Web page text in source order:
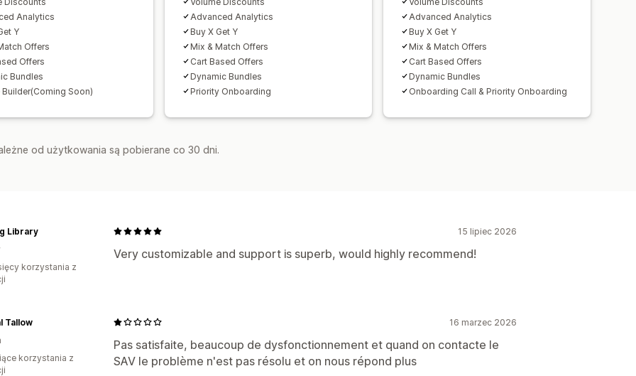
Analytics
Y
Offers
Offers
Bundles
Builder(Coming Soon)
Advanced Analytics
Buy X Get Y
Mix & Match Offers
Cart Based Offers
Dynamic Bundles
Priority Onboarding
Advanced Analytics
Buy X Get Y
Mix & Match Offers
Cart Based Offers
Dynamic Bundles
Onboarding Call & Priority Onboarding
od użytkowania są pobierane co 30 dni.
15 lipiec 2026
Very customizable and support is superb, would highly recommend!
Library
korzystania z
16 marzec 2026
Pas satisfaite, beaucoup de dysfonctionnement et quand on contacte le
SAV le problème n'est pas résolu et on nous répond plus
Tallow
korzystania z